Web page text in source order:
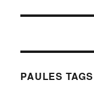
PAULES TAGS